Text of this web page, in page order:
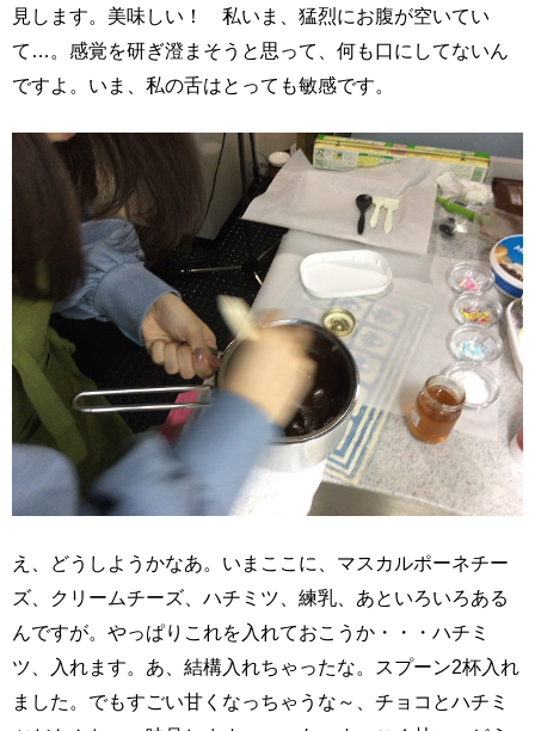
見します。美味しい！ 私いま、猛烈にお腹が空いてい
て…。感覚を研ぎ澄まそうと思って、何も口にしてないん
ですよ。いま、私の舌はとっても敏感です。
え、どうしようかなあ。いまここに、マスカルポーネチー
ズ、クリームチーズ、ハチミツ、練乳、あといろいろある
んですが。やっぱりこれを入れておこうか・・・ハチミ
ツ、入れます。あ、結構入れちゃったな。スプーン2杯入れ
ました。でもすごい甘くなっちゃうな～、チョコとハチミ